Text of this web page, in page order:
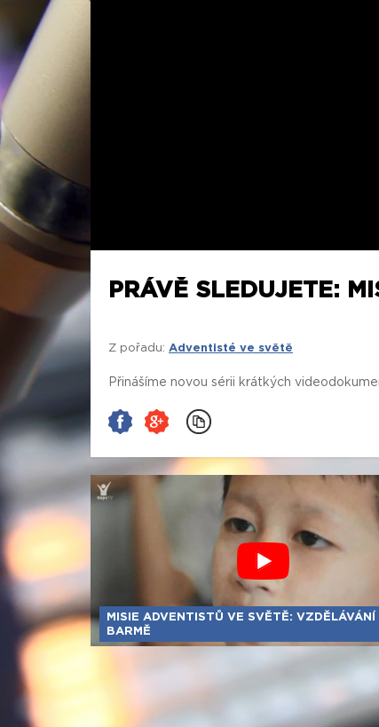
PRÁVĚ SLEDUJETE:
Z pořadu: Adventisté ve světě
Přinášíme novou sérii krátkých
MISIE ADVENTISTŮ VE SVĚTĚ: VZDĚLÁVÁNÍ
BARMĚ